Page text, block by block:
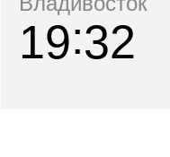
19 32